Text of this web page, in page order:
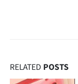
RELATED POSTS